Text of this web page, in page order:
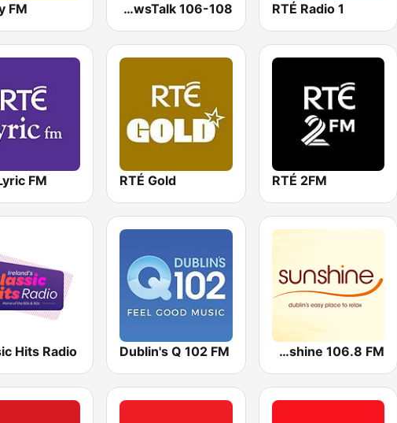
RTÉ Radio 1
NewsTalk 106-108
FM
RTÉ 2FM
RTÉ Gold
FM
Sunshine 106.8 FM
Dublin's Q 102 FM
Hits Radio